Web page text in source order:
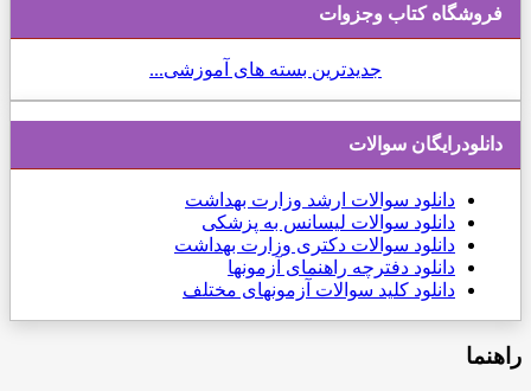
فروشگاه کتاب وجزوات
جدیدترین بسته های آموزشی...
دانلودرایگان سوالات
دانلود سوالات ارشد وزارت بهداشت
دانلود سوالات لیسانس به پزشکی
دانلود سوالات دکتری وزارت بهداشت
دانلود دفترچه راهنمای آزمونها
دانلود کلید سوالات آزمونهای مختلف
راهنما